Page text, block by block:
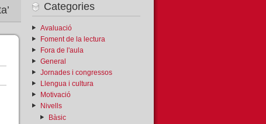
Categories
Avaluació
Foment de la lectura
Fora de l'aula
General
Jornades i congressos
Llengua i cultura
Motivació
Nivells
Bàsic